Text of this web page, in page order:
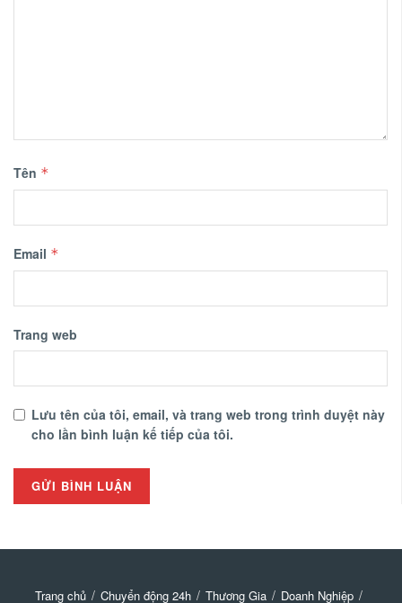
Tên *
Email *
Trang web
Lưu tên của tôi, email, và trang web trong trình duyệt này
cho lần bình luận kế tiếp của tôi.
Trang chủ Chuyển động 24h Thương Gia Doanh Nghiệp